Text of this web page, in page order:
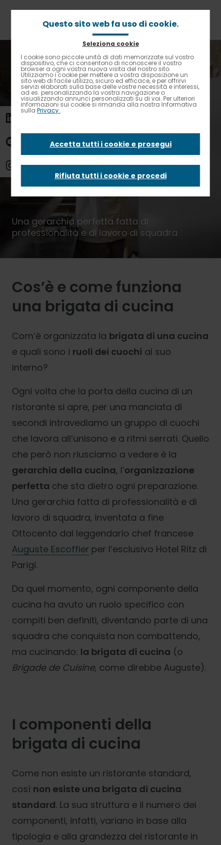
Contrasto elevato
Briciole
pane
Home
Carriere
La brigata di cucina, come funziona e da chi è composta
La brigata di
cucina, come
funziona e da chi è
composta
Una gerarchia perfetta fatta di
professionalità e di lavoro di squadra
Cos’è e come funziona
una brigata di cucina
Com’è organizzata la brigata di una cucina
e quali sono i ruoli dei cuochi al suo
interno?
Ogni volta che la porta della cucina di un
ristorante si apre, per una manciata di
secondi intravediamo un gruppo di cuochi
che lavora all’unisono e a ritmi serrati. Quello
che però non riusciamo a vedere è la
gerarchia della cucina, l’organizzazione
perfetta che sta dietro ogni preparazione.
Una gerarchia fatta di professionalità e di
lavoro di squadra, inventata a fine
Ottocento dal leggendario chef francese
Auguste Escoffier per l’esclusivo Hotel Ritz di
Parigi.
Da quel momento, ogni componente della
cucina ha avuto un ruolo specifico con
compiti ben definiti, diventando parte di una
squadra che conquista non combattendo,
ma cucinando: la brigata di cucina (o
Brigade de Cuisine, come direbbe Auguste).
I componenti della
brigata di cucina
Come non esiste un ristorante standard,
così non esiste una brigata di cucina
standard. La sua struttura e il numero dei
componenti, infatti, variano in base alla
tipologia e alla grandezza del ristorante in
Questo sito web fa uso di cookie.
Seleziona cookie
I cookie sono piccole unità di dati memorizzate sul vostro
dispositivo, che ci consentono di riconoscere il vostro
browser a ogni vostra nuova visita del nostro sito.
Utilizziamo i cookie per mettere a vostra disposizione un
sito web di facile utilizzo, sicuro ed efficace, e per offrirvi
servizi elaborati sulla base delle vostre necessità e interessi,
ad es. personalizzando la vostra navigazione o
visualizzando annunci personalizzati su di voi. Per ulteriori
informazioni sui cookie si rimanda alla nostra Informativa
sullaPrivacy .
Accetta tutti i cookie e prosegui
Rifiuta tutti i cookie e procedi